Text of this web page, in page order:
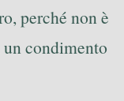
perché non è
condimento